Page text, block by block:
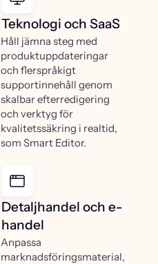
Teknologi och SaaS
Håll jämna steg med
produktuppdateringar
och flerspråkigt
supportinnehåll genom
skalbar efterredigering
och verktyg för
kvalitetssäkring i realtid,
som Smart Editor.
Detaljhandel och e-
handel
Anpassa
marknadsföringsmaterial,